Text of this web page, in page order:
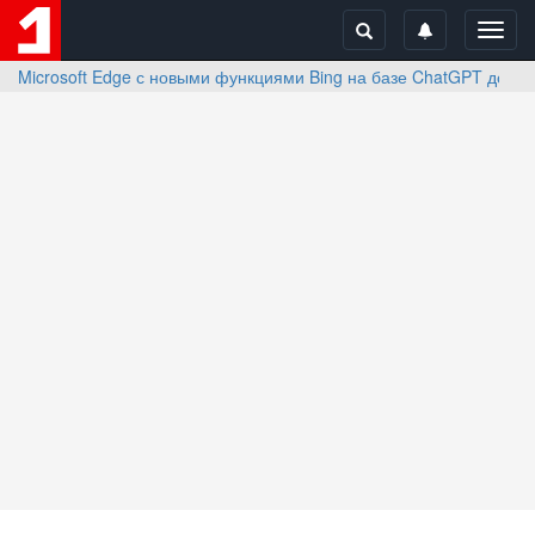
Microsoft Edge с новыми функциями Bing на базе ChatGPT